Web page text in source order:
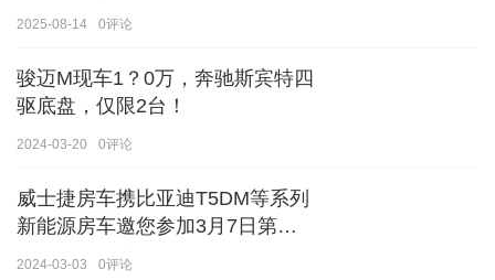
外补贴，房车生活轻松升级！
2025-08-14 0评论
骏迈M现车1？0万，奔驰斯宾特四
驱底盘，仅限2台！
2024-03-20 0评论
威士捷房车携比亚迪T5DM等系列
新能源房车邀您参加3月7日第八
届郑州国际房车展
2024-03-03 0评论